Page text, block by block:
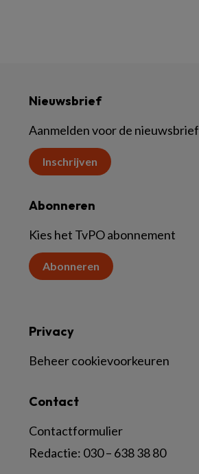
Nieuwsbrief
Aanmelden voor de nieuwsbrief
Inschrijven
Abonneren
Kies het TvPO abonnement
Abonneren
Contact
Contactformulier
Redactie: 030 – 638 38 80
Privacy
Beheer cookievoorkeuren